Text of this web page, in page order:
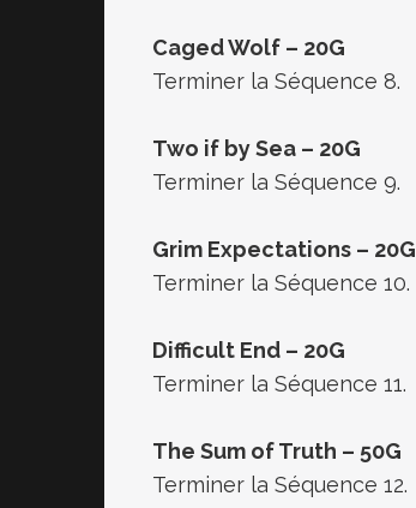
Caged Wolf – 20G
Terminer la Séquence 8.
Two if by Sea – 20G
Terminer la Séquence 9.
Grim Expectations – 20G
Terminer la Séquence 10.
Difficult End – 20G
Terminer la Séquence 11.
The Sum of Truth – 50G
Terminer la Séquence 12.